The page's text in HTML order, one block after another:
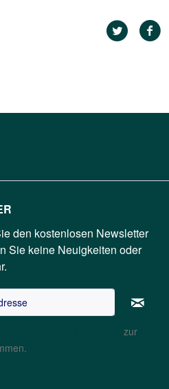
den kostenlosen Newsletter
Sie keine Neuigkeiten oder
zur